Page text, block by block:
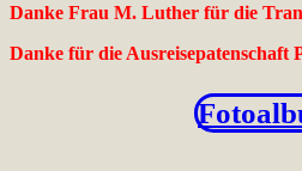
Danke Frau M. Luther für die
Danke für die Ausreisepatenschaft